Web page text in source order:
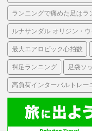
ランニングで痛めた足はラ
ルナサンダル オリジン・
最大エアロビック心拍数
裸足ランニング 足袋ソ
高負荷インターバルトレー